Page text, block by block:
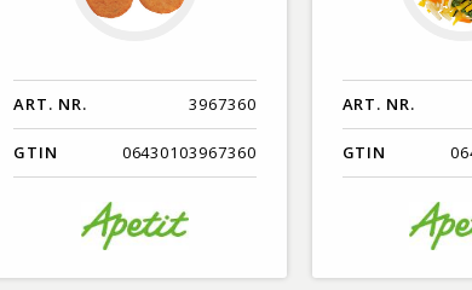
ART. NR. 3967360
GTIN 06430103967360
ART. NR.
GTIN